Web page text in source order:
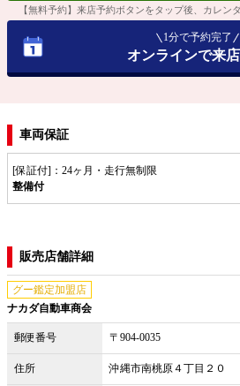
【無料予約】来店予約ボタンをタップ後、カレン
1分で予約完了
オンラインで来
車両保証
[保証付]：24ヶ月・走行無制限
整備付
販売店舗詳細
グー鑑定加盟店
ナカダ自動車商会
郵便番号 〒904-0035
住所 沖縄市南桃原４丁目２０